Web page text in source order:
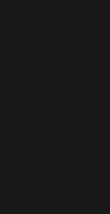
link) link)
(external